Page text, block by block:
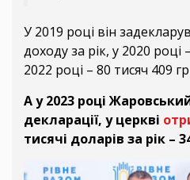
У 2019 році він
доходу за рік, у 2020 році
2022 році – 80 тисяч 409
А у 2023 році
декларації, у церкві
тисячі доларів за рік –